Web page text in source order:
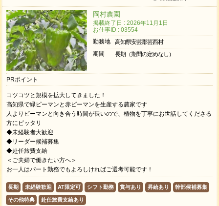
岡村農園
掲載終了日 : 2026年11月1日
お仕事ID : 03554
勤務地
高知県安芸郡芸西村
期間
長期（期間の定めなし）
PRポイント
コツコツと規模を拡大してきました！
高知県で緑ピーマンと赤ピーマンを生産する農家です
人よりピーマンと向き合う時間が長いので、植物を丁寧にお世話してくださる
方にピッタリ
◆未経験者大歓迎
◆リーダー候補募集
◆赴任旅費支給
＜ご夫婦で働きたい方へ＞
お一人はパート勤務でもよろしければご選考可能です！
長期 未経験歓迎 AT限定可 シフト勤務 賞与あり 昇給あり 幹部候補募集
その他特典 赴任旅費支給あり